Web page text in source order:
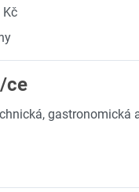
Kč
ce
gastronomická